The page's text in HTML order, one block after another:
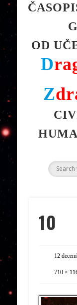
OD
D
Z
10
12
710 ×